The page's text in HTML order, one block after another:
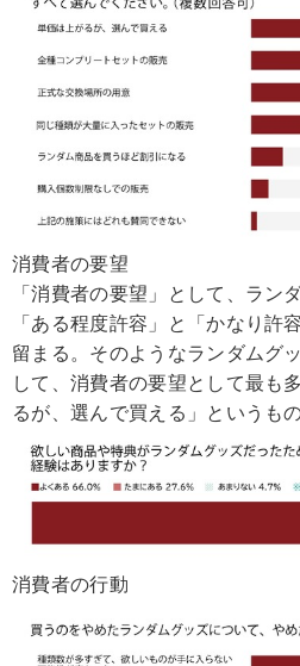
消費者の要望
「消費者の要望」として、ラン
「ある程度許容」と「かなり許
留まる。そのようなランダムグ
して、消費者の要望として最も
るが、選んで買える」というも
消費者の行動